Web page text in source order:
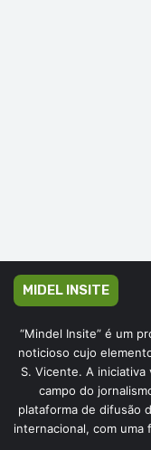
MIDEL INSITE
“Mindel Insite” é um
noticioso cujo
S. Vicente. A
campo do
plataforma de difusão
internacional, com uma